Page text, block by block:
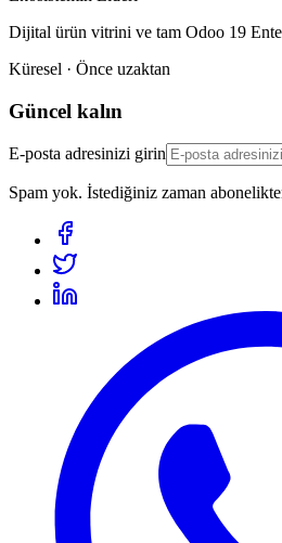
Dijital ürün vitrini ve tam Odoo 19
Küresel · Önce uzaktan
Güncel kalın
E-posta adresinizi girin
Spam yok. İstediğiniz zaman